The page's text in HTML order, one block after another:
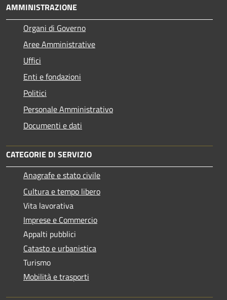
AMMINISTRAZIONE
Organi di Governo
Aree Amministrative
Uffici
Enti e fondazioni
Politici
Personale Amministrativo
Documenti e dati
CATEGORIE DI SERVIZIO
Anagrafe e stato civile
Cultura e tempo libero
Vita lavorativa
Imprese e Commercio
Appalti pubblici
Catasto e urbanistica
Turismo
Mobilità e trasporti